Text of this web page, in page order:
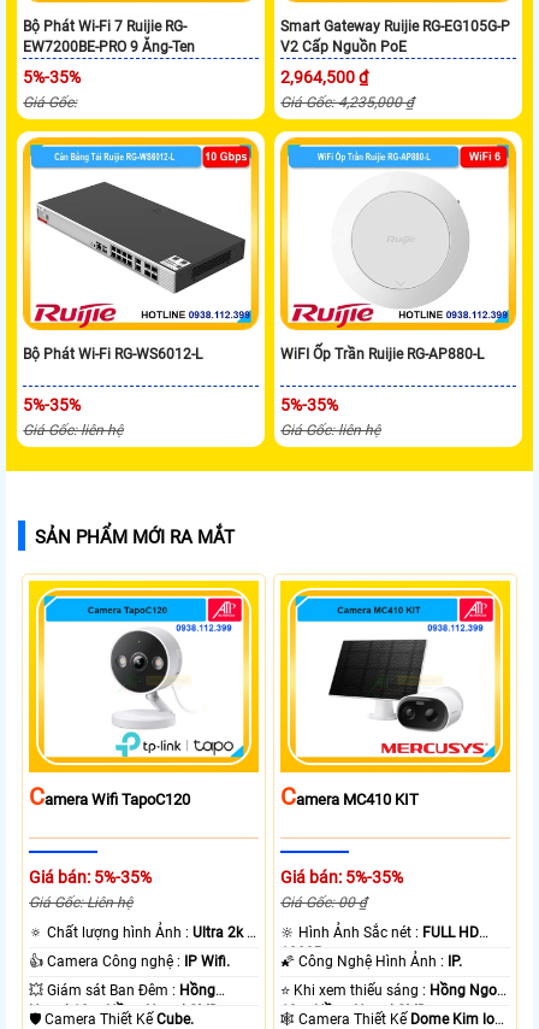
Bộ Phát Wi-Fi 7 Ruijie RG-
EW7200BE-PRO 9 Ăng-Ten
5%-35%
Giá Gốc:
Smart Gateway Ruijie RG-EG105G-P
V2 Cấp Nguồn PoE
2,964,500 ₫
Giá Gốc: 4,235,000 ₫
Bộ Phát Wi-Fi RG-WS6012-L
5%-35%
Giá Gốc: liên hệ
WiFI Ốp Trần Ruijie RG-AP880-L
5%-35%
Giá Gốc: liên hệ
SẢN PHẨM MỚI RA MẮT
CAmera Wifi TapoC120
Giá bán: 5%-35%
Giá Gốc: Liên hệ
🔅 Chất lượng hình Ảnh :Ultra 2k +
.
👍 Camera Công nghệ :
IP Wifi.
💥 Giám sát Ban Đêm : Hồng
Ngoại 10m Hồng Ngoại SMD.
🛡 Camera Thiết KếCube.
CAmera MC410 KIT
Giá bán: 5%-35%
Giá Gốc: 00 ₫
🔆 Hình Ảnh Sắc nét : FULL HD
1080P .
🌠 Công Nghệ Hình Ảnh :
IP.
⭐ Khi xem thiếu sáng : Hồng Ngoại
10m Hồng Ngoại SMD.
🕸️ Camera Thiết Kế Dome Kim loại